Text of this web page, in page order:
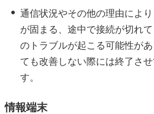
通信状況やその他の理由によ
が固まる、途中で接続が切れ
のトラブルが起こる可能性が
ても改善しない際には終了さ
す。
情報端末